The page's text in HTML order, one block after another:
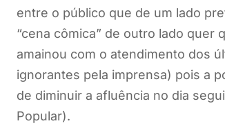
entre o público que de um lado
“cena cômica” de outro lado quer
amainou com o atendimento dos
ignorantes pela imprensa) pois a
de diminuir a afluência no dia
Popular).